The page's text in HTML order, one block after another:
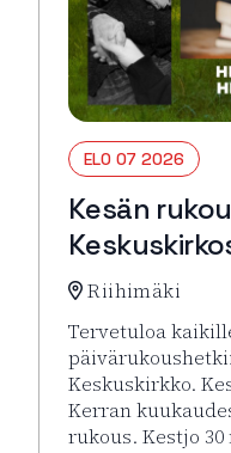
ELO 07 2026
Kesän
Riihimäki
Tervetuloa
Keskuskirkko.
Kerran
rukous. Kestjo